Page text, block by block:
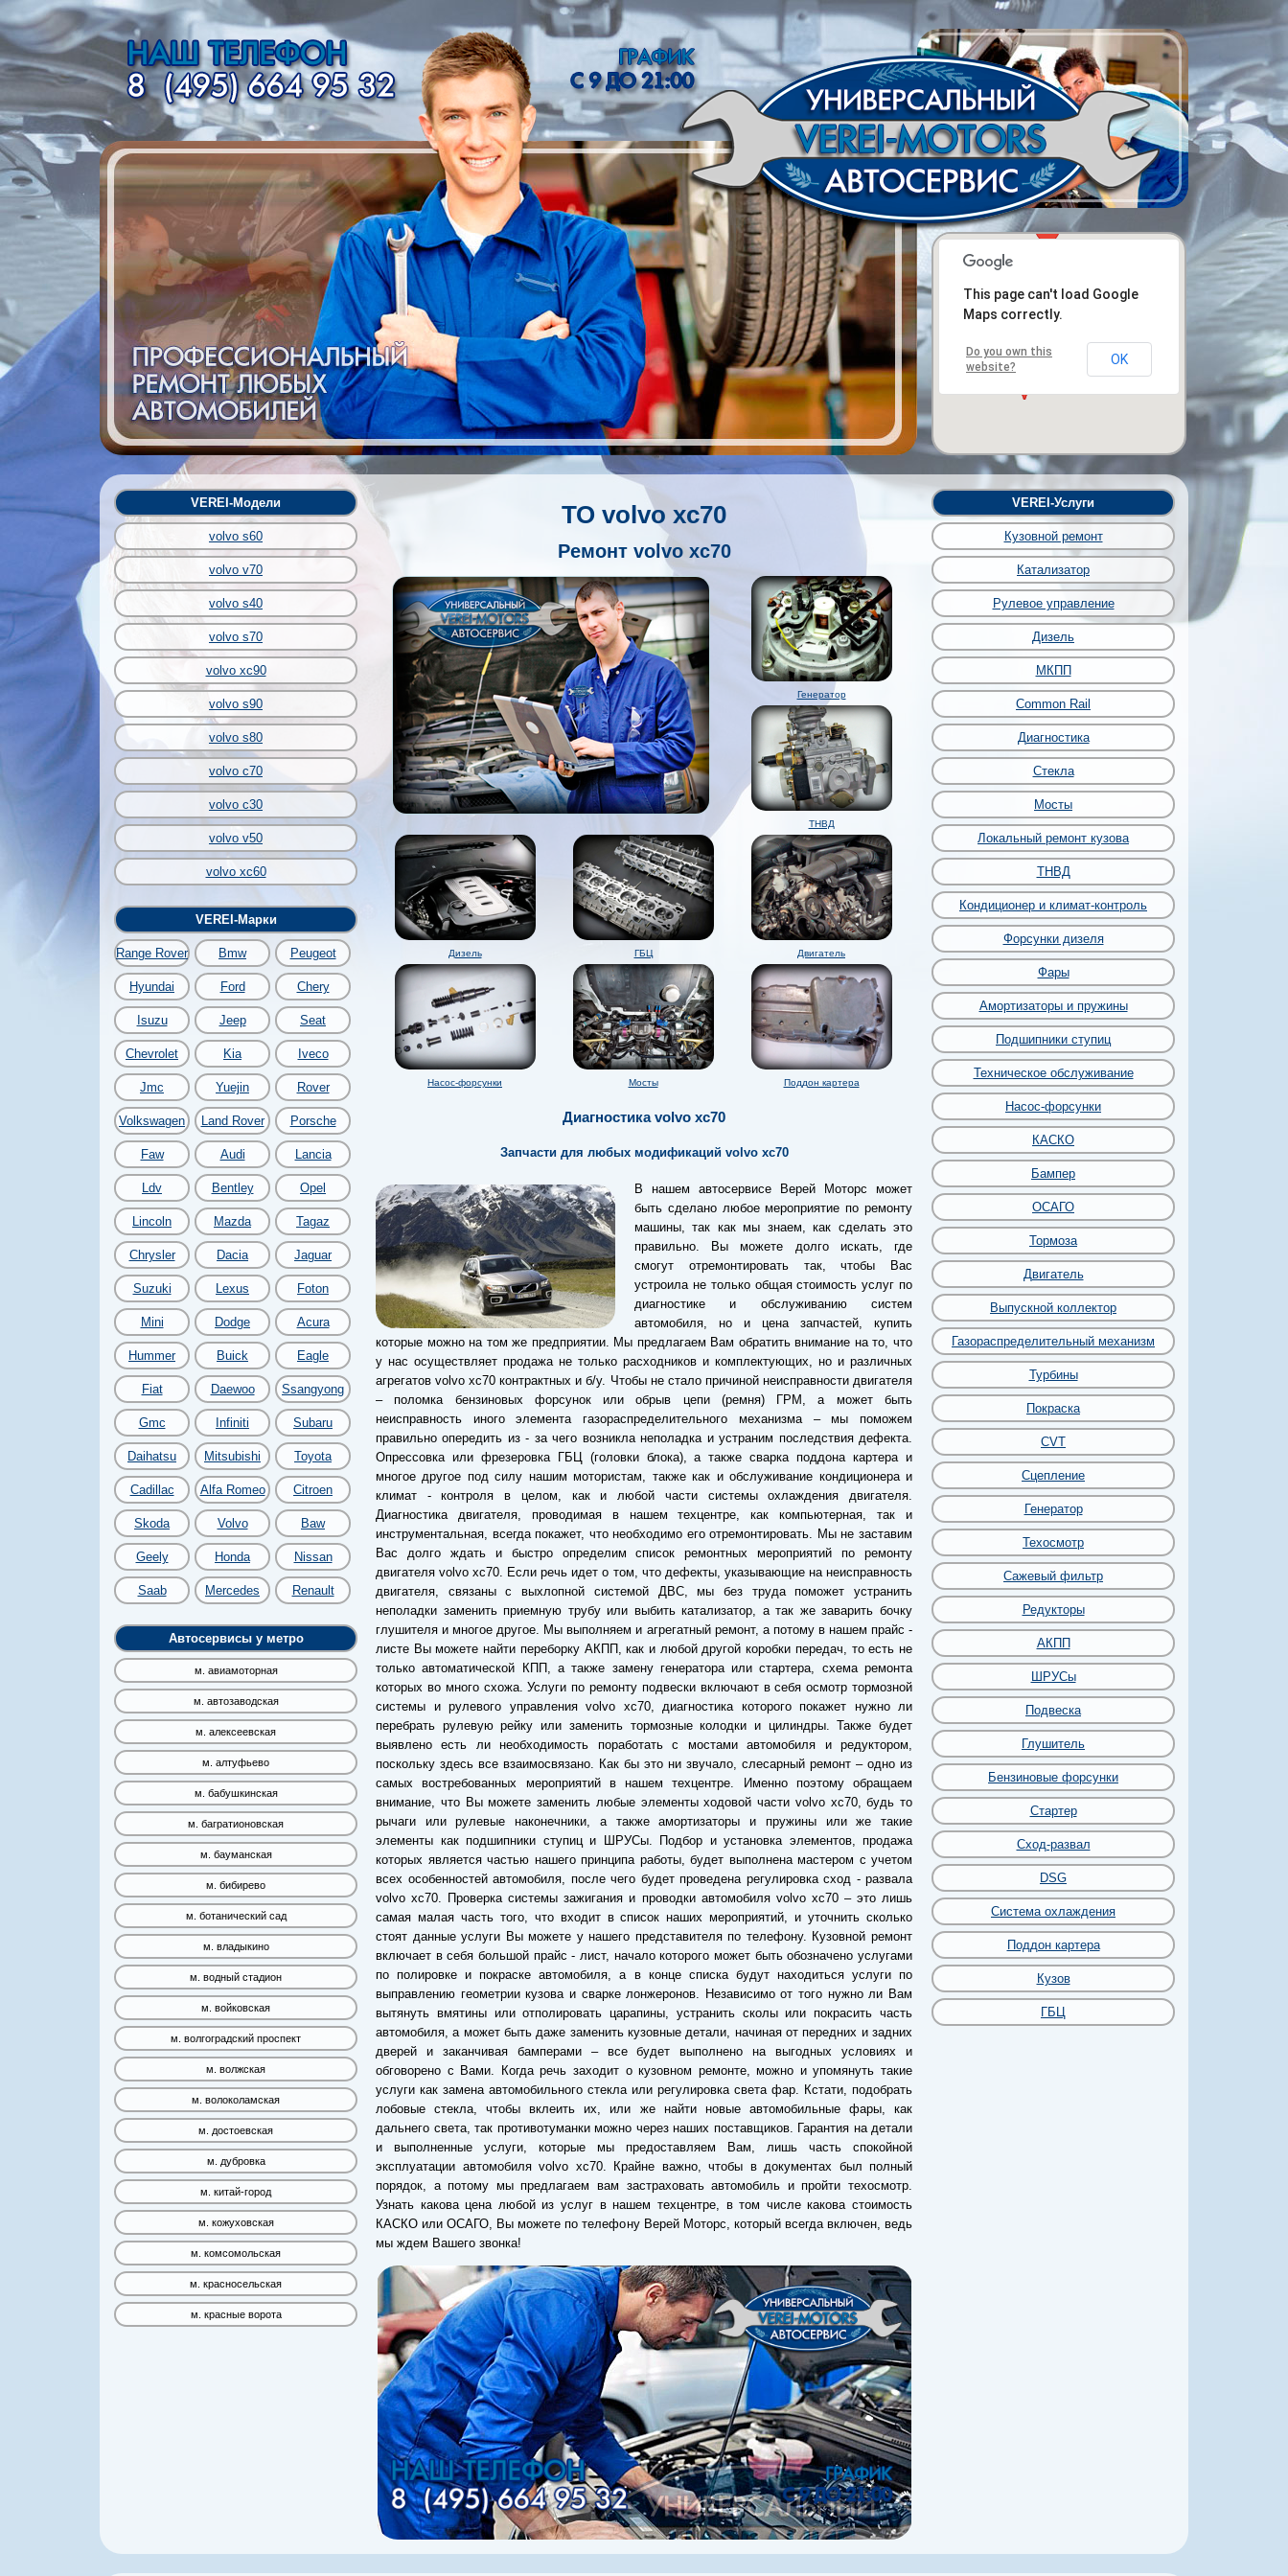
This page can't load Google
Maps correctly.
Do you own this
website?
OK
VEREI-Модели
volvo s60
volvo v70
volvo s40
volvo s70
volvo xc90
volvo s90
volvo s80
volvo c70
volvo c30
volvo v50
volvo xc60
VEREI-Марки
Range Rover Bmw Peugeot
Hyundai Ford Chery
Isuzu Jeep Seat
Chevrolet Kia Iveco
Jmc Yuejin Rover
Volkswagen Land Rover Porsche
Faw Audi Lancia
Ldv Bentley Opel
Lincoln Mazda Tagaz
Chrysler Dacia Jaguar
Suzuki Lexus Foton
Mini Dodge Acura
Hummer Buick Eagle
Fiat Daewoo Ssangyong
Gmc Infiniti Subaru
Daihatsu Mitsubishi Toyota
Cadillac Alfa Romeo Citroen
Skoda Volvo Baw
Geely Honda Nissan
Saab Mercedes Renault
Автосервисы у метро
м. авиамоторная
м. автозаводская
м. алексеевская
м. алтуфьево
м. бабушкинская
м. багратионовская
м. бауманская
м. бибирево
м. ботанический сад
м. владыкино
м. водный стадион
м. войковская
м. волгоградский проспект
м. волжская
м. волоколамская
м. достоевская
м. дубровка
м. китай-город
м. кожуховская
м. комсомольская
м. красносельская
м. красные ворота
ТО volvo xc70
Ремонт volvo xc70
Генератор
ТНВД
Дизель ГБЦ Двигатель
Насос-форсунки Мосты Поддон картера
Диагностика volvo xc70
Запчасти для любых модификаций volvo xc70
В нашем автосервисе Верей Моторс может
быть сделано любое мероприятие по ремонту
машины, так как мы знаем, как сделать это
правильно. Вы можете долго искать, где
смогут отремонтировать так, чтобы Вас
устроила не только общая стоимость услуг по
диагностике и обслуживанию систем
автомобиля, но и цена запчастей, купить
которые можно на том же предприятии. Мы предлагаем Вам обратить внимание на то, что
у нас осуществляет продажа не только расходников и комплектующих, но и различных
агрегатов volvo xc70 контрактных и б/у. Чтобы не стало причиной неисправности двигателя
– поломка бензиновых форсунок или обрыв цепи (ремня) ГРМ, а может быть
неисправность иного элемента газораспределительного механизма – мы поможем
правильно опередить из - за чего возникла неполадка и устраним последствия дефекта.
Опрессовка или фрезеровка ГБЦ (головки блока), а также сварка поддона картера и
многое другое под силу нашим мотористам, также как и обслуживание кондиционера и
климат - контроля в целом, как и любой части системы охлаждения двигателя.
Диагностика двигателя, проводимая в нашем техцентре, как компьютерная, так и
инструментальная, всегда покажет, что необходимо его отремонтировать. Мы не заставим
Вас долго ждать и быстро определим список ремонтных мероприятий по ремонту
двигателя volvo xc70. Если речь идет о том, что дефекты, указывающие на неисправность
двигателя, связаны с выхлопной системой ДВС, мы без труда поможет устранить
неполадки заменить приемную трубу или выбить катализатор, а так же заварить бочку
глушителя и многое другое. Мы выполняем и агрегатный ремонт, а потому в нашем прайс -
листе Вы можете найти переборку АКПП, как и любой другой коробки передач, то есть не
только автоматической КПП, а также замену генератора или стартера, схема ремонта
которых во много схожа. Услуги по ремонту подвески включают в себя осмотр тормозной
системы и рулевого управления volvo xc70, диагностика которого покажет нужно ли
перебрать рулевую рейку или заменить тормозные колодки и цилиндры. Также будет
выявлено есть ли необходимость поработать с мостами автомобиля и редуктором,
поскольку здесь все взаимосвязано. Как бы это ни звучало, слесарный ремонт – одно из
самых востребованных мероприятий в нашем техцентре. Именно поэтому обращаем
внимание, что Вы можете заменить любые элементы ходовой части volvo xc70, будь то
рычаги или рулевые наконечники, а также амортизаторы и пружины или же такие
элементы как подшипники ступиц и ШРУСы. Подбор и установка элементов, продажа
которых является частью нашего принципа работы, будет выполнена мастером с учетом
всех особенностей автомобиля, после чего будет проведена регулировка сход - развала
volvo xc70. Проверка системы зажигания и проводки автомобиля volvo xc70 – это лишь
самая малая часть того, что входит в список наших мероприятий, и уточнить сколько
стоят данные услуги Вы можете у нашего представителя по телефону. Кузовной ремонт
включает в себя большой прайс - лист, начало которого может быть обозначено услугами
по полировке и покраске автомобиля, а в конце списка будут находиться услуги по
выправлению геометрии кузова и сварке лонжеронов. Независимо от того нужно ли Вам
вытянуть вмятины или отполировать царапины, устранить сколы или покрасить часть
автомобиля, а может быть даже заменить кузовные детали, начиная от передних и задних
дверей и заканчивая бамперами – все будет выполнено на выгодных условиях и
обговорено с Вами. Когда речь заходит о кузовном ремонте, можно и упомянуть такие
услуги как замена автомобильного стекла или регулировка света фар. Кстати, подобрать
лобовые стекла, чтобы вклеить их, или же найти новые автомобильные фары, как
дальнего света, так противотуманки можно через наших поставщиков. Гарантия на детали
и выполненные услуги, которые мы предоставляем Вам, лишь часть спокойной
эксплуатации автомобиля volvo xc70. Крайне важно, чтобы в документах был полный
порядок, а потому мы предлагаем вам застраховать автомобиль и пройти техосмотр.
Узнать какова цена любой из услуг в нашем техцентре, в том числе какова стоимость
КАСКО или ОСАГО, Вы можете по телефону Верей Моторс, который всегда включен, ведь
мы ждем Вашего звонка!
VEREI-Услуги
Кузовной ремонт
Катализатор
Рулевое управление
Дизель
МКПП
Common Rail
Диагностика
Стекла
Мосты
Локальный ремонт кузова
ТНВД
Кондиционер и климат-контроль
Форсунки дизеля
Фары
Амортизаторы и пружины
Подшипники ступиц
Техническое обслуживание
Насос-форсунки
КАСКО
Бампер
ОСАГО
Тормоза
Двигатель
Выпускной коллектор
Газораспределительный механизм
Турбины
Покраска
CVT
Сцепление
Генератор
Техосмотр
Сажевый фильтр
Редукторы
АКПП
ШРУСы
Подвеска
Глушитель
Бензиновые форсунки
Стартер
Сход-развал
DSG
Система охлаждения
Поддон картера
Кузов
ГБЦ